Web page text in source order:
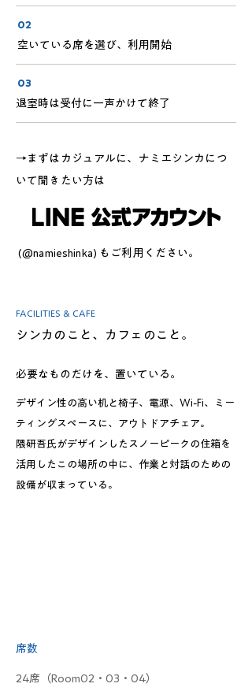
02
空いている席を選び、利用開始
03
退室時は受付に一声かけて終了
​→まずはカジュアルに、ナミエシンカにつ
いて聞きたい方は
(@namieshinka) もご利用ください。
FACILITIES & CAFE
シンカのこと、カフェのこと。
必要なものだけを、置いている。
デザイン性の高い机と椅子、電源、Wi-Fi、ミー
ティングスペースに、アウトドアチェア。
隈研吾氏がデザインしたスノーピークの住箱を
活用したこの場所の中に、作業と対話のための
設備が収まっている。
席数
24席（Room02・03・04）